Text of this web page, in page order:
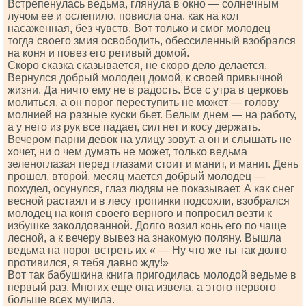
Встрепенулась ведьма, глянула в окно — солнечным
лучом ее и ослепило, повисла она, как на кол
насаженная, без чувств. Вот только и смог молодец
тогда своего змия освободить, обессиленный взобрался
на коня и повез его ретивый домой.
Скоро сказка сказывается, не скоро дело делается.
Вернулся добрый молодец домой, к своей привычной
жизни. Да ничто ему не в радость. Все с утра в церковь
молиться, а он порог переступить не может — голову
молнией на разные куски бьет. Белым днем — на работу,
а у него из рук все падает, сил нет и косу держать.
Вечером парни девок на улицу зовут, а он и слышать не
хочет, ни о чем думать не может, только ведьма
зеленоглазая перед глазами стоит и манит, и манит. День
прошел, второй, месяц мается добрый молодец —
похудел, осунулся, глаз людям не показывает. А как снег
весной растаял и в лесу тропинки подсохли, взобрался
молодец на коня своего верного и попросил везти к
избушке заколдованной. Долго возил конь его по чаще
лесной, а к вечеру вывез на знакомую поляну. Вышла
ведьма на порог встреть их « — Ну что же ты так долго
противился, я тебя давно жду!»
Вот так бабушкина книга пригодилась молодой ведьме в
первый раз. Многих еще она извела, а этого первого
больше всех мучила.